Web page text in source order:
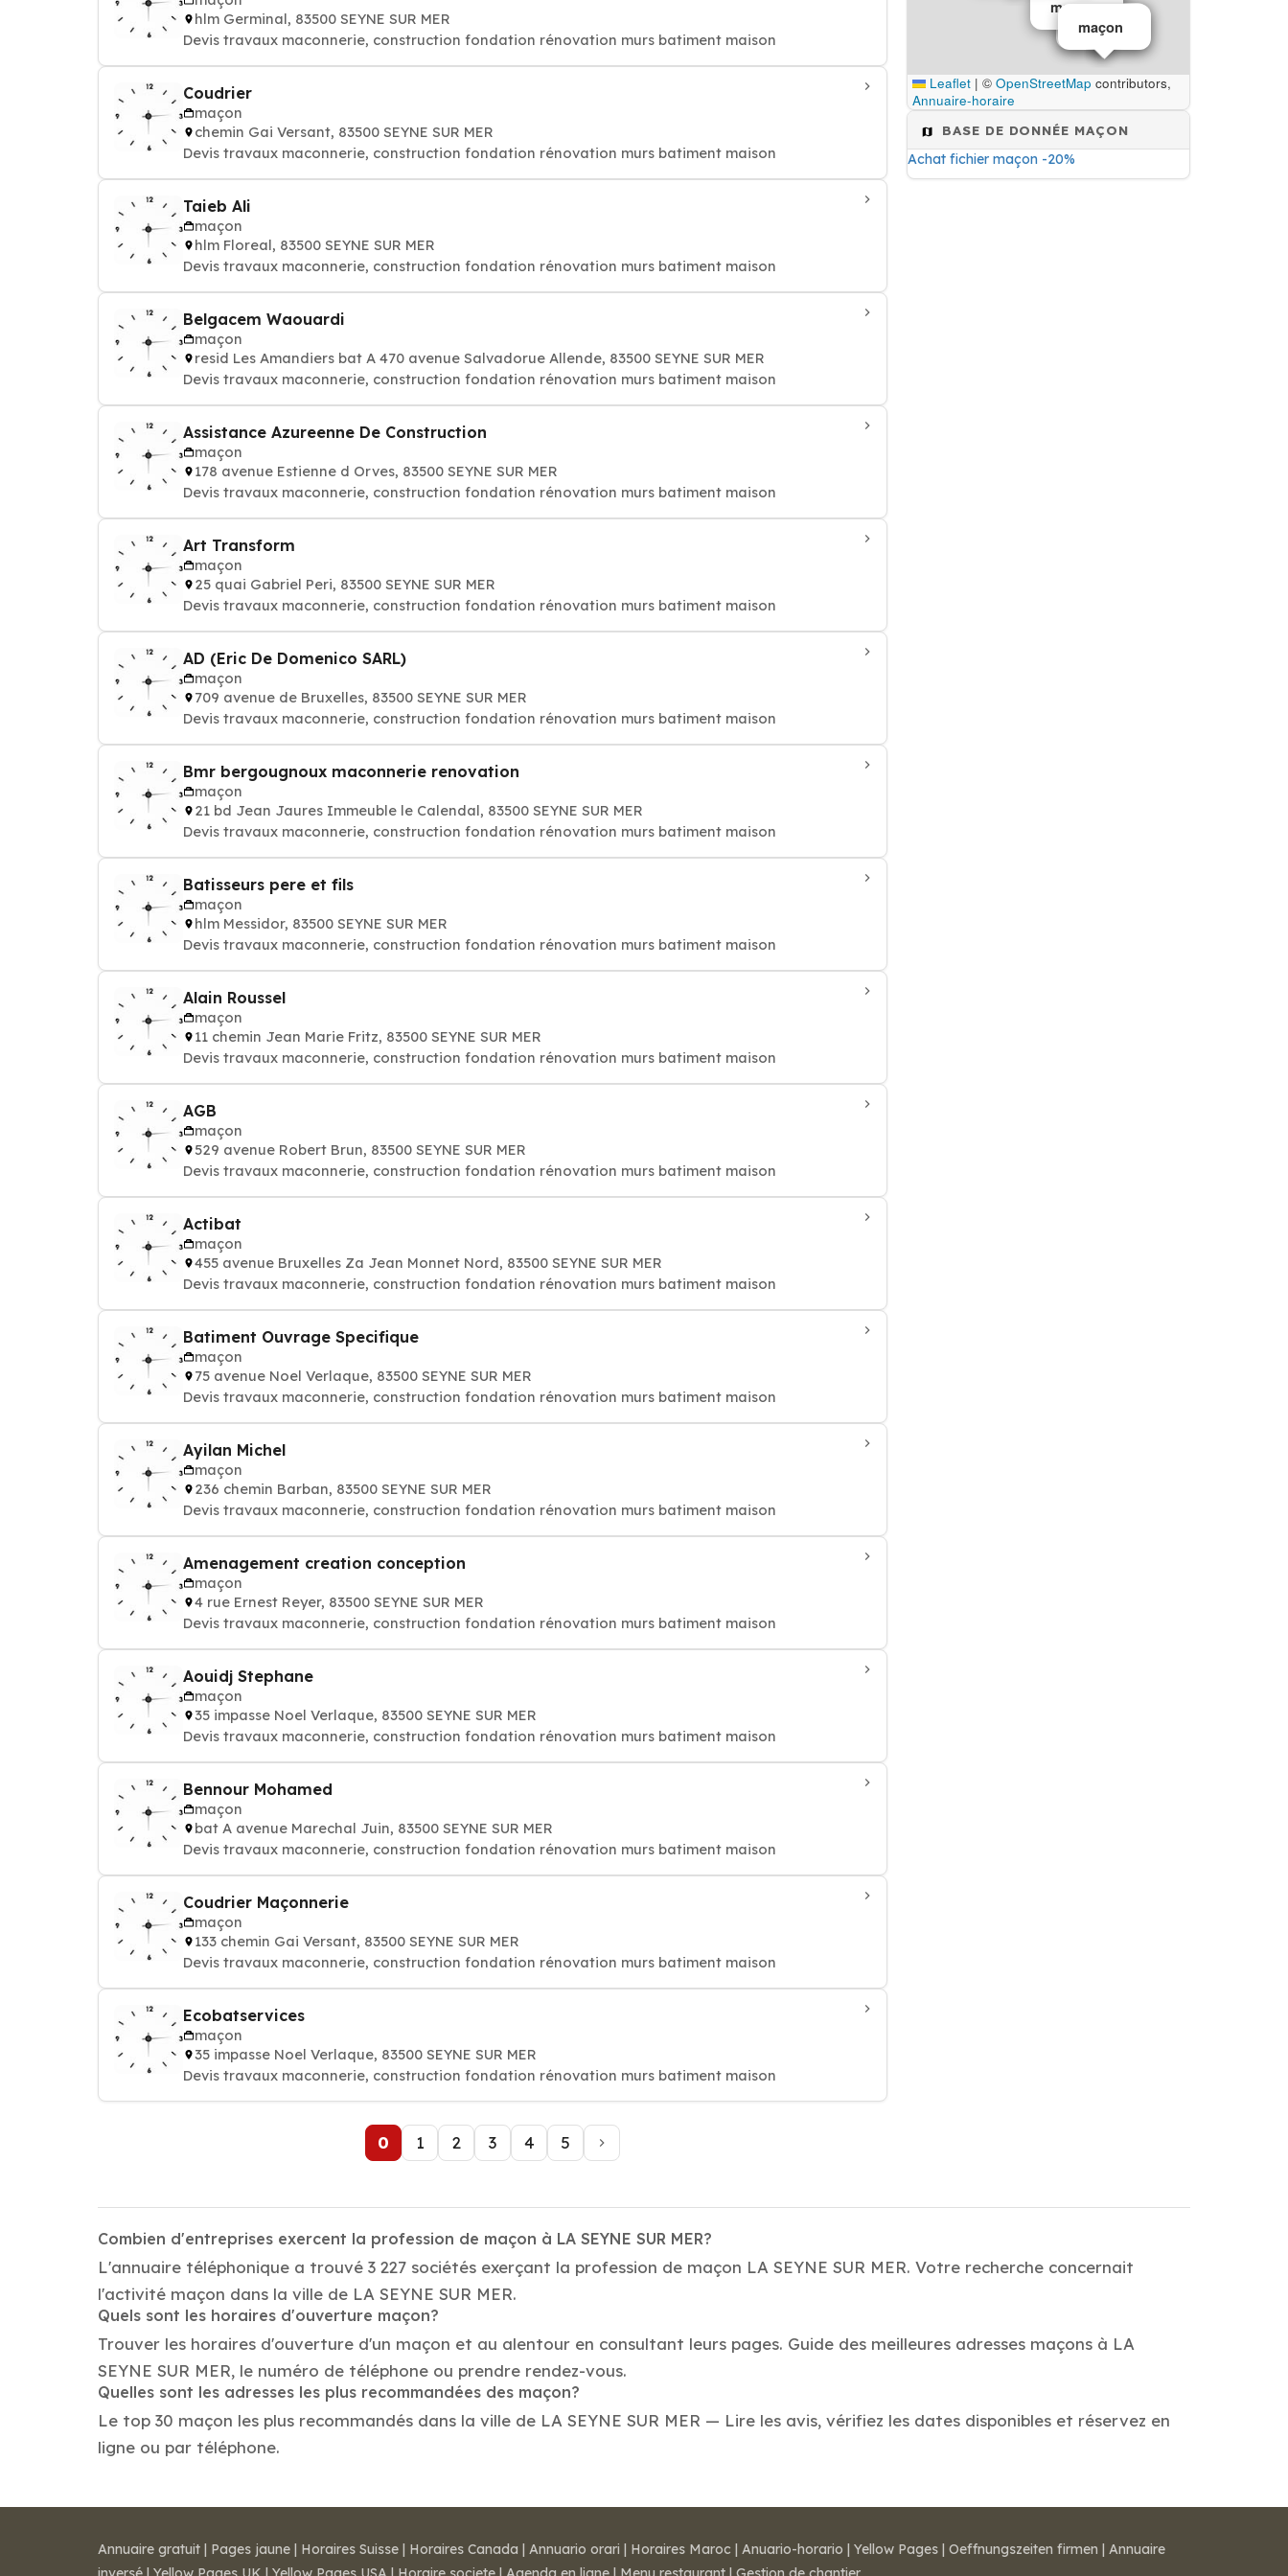
hlm Germinal, 83500 SEYNE SUR MER
Devis travaux maconnerie, construction fondation rénovation murs batiment maison
Coudrier
maçon
chemin Gai Versant, 83500 SEYNE SUR MER
Devis travaux maconnerie, construction fondation rénovation murs batiment maison
Taieb Ali
maçon
hlm Floreal, 83500 SEYNE SUR MER
Devis travaux maconnerie, construction fondation rénovation murs batiment maison
Belgacem Waouardi
maçon
resid Les Amandiers bat A 470 avenue Salvadorue Allende, 83500 SEYNE SUR MER
Devis travaux maconnerie, construction fondation rénovation murs batiment maison
Assistance Azureenne De Construction
maçon
178 avenue Estienne d Orves, 83500 SEYNE SUR MER
Devis travaux maconnerie, construction fondation rénovation murs batiment maison
Art Transform
maçon
25 quai Gabriel Peri, 83500 SEYNE SUR MER
Devis travaux maconnerie, construction fondation rénovation murs batiment maison
AD (Eric De Domenico SARL)
maçon
709 avenue de Bruxelles, 83500 SEYNE SUR MER
Devis travaux maconnerie, construction fondation rénovation murs batiment maison
Bmr bergougnoux maconnerie renovation
maçon
21 bd Jean Jaures Immeuble le Calendal, 83500 SEYNE SUR MER
Devis travaux maconnerie, construction fondation rénovation murs batiment maison
Batisseurs pere et fils
maçon
hlm Messidor, 83500 SEYNE SUR MER
Devis travaux maconnerie, construction fondation rénovation murs batiment maison
Alain Roussel
maçon
11 chemin Jean Marie Fritz, 83500 SEYNE SUR MER
Devis travaux maconnerie, construction fondation rénovation murs batiment maison
AGB
maçon
529 avenue Robert Brun, 83500 SEYNE SUR MER
Devis travaux maconnerie, construction fondation rénovation murs batiment maison
Actibat
maçon
455 avenue Bruxelles Za Jean Monnet Nord, 83500 SEYNE SUR MER
Devis travaux maconnerie, construction fondation rénovation murs batiment maison
Batiment Ouvrage Specifique
maçon
75 avenue Noel Verlaque, 83500 SEYNE SUR MER
Devis travaux maconnerie, construction fondation rénovation murs batiment maison
Ayilan Michel
maçon
236 chemin Barban, 83500 SEYNE SUR MER
Devis travaux maconnerie, construction fondation rénovation murs batiment maison
Amenagement creation conception
maçon
4 rue Ernest Reyer, 83500 SEYNE SUR MER
Devis travaux maconnerie, construction fondation rénovation murs batiment maison
Aouidj Stephane
maçon
35 impasse Noel Verlaque, 83500 SEYNE SUR MER
Devis travaux maconnerie, construction fondation rénovation murs batiment maison
Bennour Mohamed
maçon
bat A avenue Marechal Juin, 83500 SEYNE SUR MER
Devis travaux maconnerie, construction fondation rénovation murs batiment maison
Coudrier Maçonnerie
maçon
133 chemin Gai Versant, 83500 SEYNE SUR MER
Devis travaux maconnerie, construction fondation rénovation murs batiment maison
Ecobatservices
maçon
35 impasse Noel Verlaque, 83500 SEYNE SUR MER
Devis travaux maconnerie, construction fondation rénovation murs batiment maison
0 1 2 3 4 5
maçon
maçon
maçon
Leaflet | © OpenStreetMap contributors,
Annuaire-horaire
BASE DE DONNÉE MAÇON
Achat fichier maçon -20%
Combien d'entreprises exercent la profession de maçon à LA SEYNE SUR MER?
L'annuaire téléphonique a trouvé 3 227 sociétés exerçant la profession de maçon LA SEYNE SUR MER. Votre recherche concernait
l'activité maçon dans la ville de LA SEYNE SUR MER.
Quels sont les horaires d'ouverture maçon?
Trouver les horaires d'ouverture d'un maçon et au alentour en consultant leurs pages. Guide des meilleures adresses maçons à LA
SEYNE SUR MER, le numéro de téléphone ou prendre rendez-vous.
Quelles sont les adresses les plus recommandées des maçon?
Le top 30 maçon les plus recommandés dans la ville de LA SEYNE SUR MER — Lire les avis, vérifiez les dates disponibles et réservez en
ligne ou par téléphone.
Annuaire gratuit | Pages jaune | Horaires Suisse | Horaires Canada | Annuario orari | Horaires Maroc | Anuario-horario | Yellow Pages | Oeffnungszeiten firmen | Annuaire